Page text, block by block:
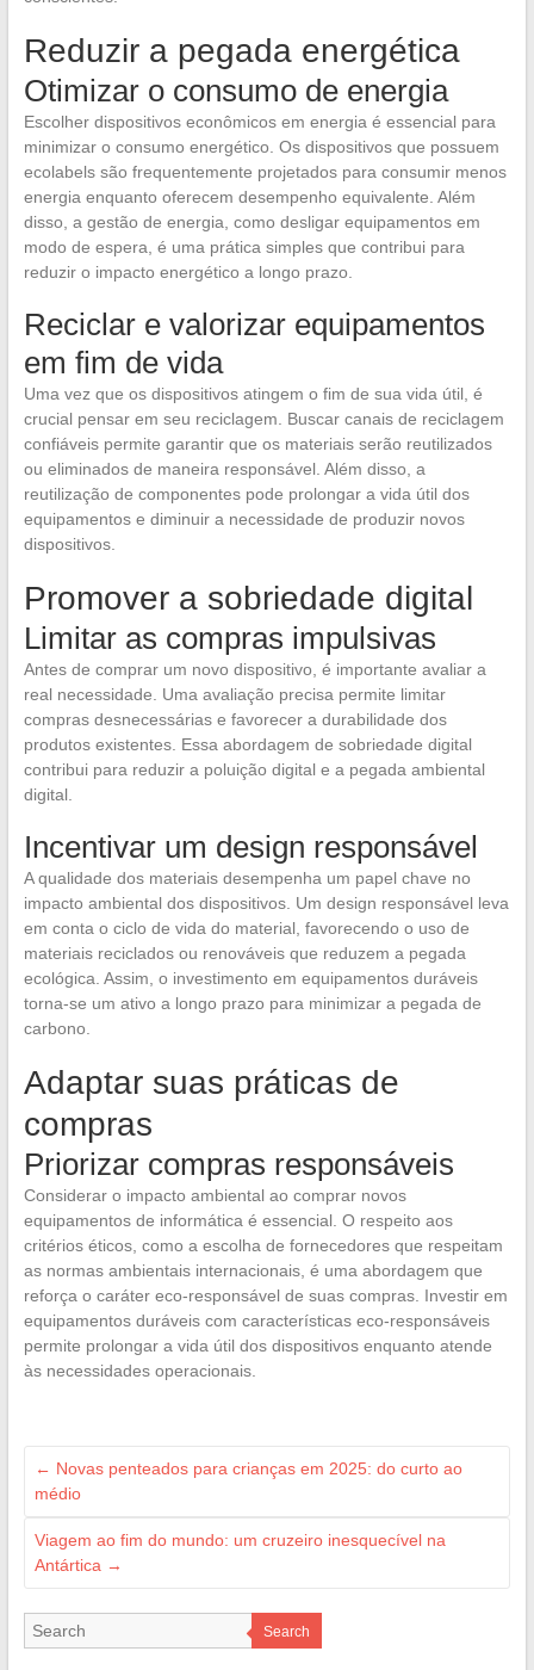
Reduzir a pegada energética
Otimizar o consumo de energia
Escolher dispositivos econômicos em energia é essencial para
minimizar o consumo energético. Os dispositivos que possuem
ecolabels são frequentemente projetados para consumir menos
energia enquanto oferecem desempenho equivalente. Além
disso, a gestão de energia, como desligar equipamentos em
modo de espera, é uma prática simples que contribui para
reduzir o impacto energético a longo prazo.
Reciclar e valorizar equipamentos
em fim de vida
Uma vez que os dispositivos atingem o fim de sua vida útil, é
crucial pensar em seu reciclagem. Buscar canais de reciclagem
confiáveis permite garantir que os materiais serão reutilizados
ou eliminados de maneira responsável. Além disso, a
reutilização de componentes pode prolongar a vida útil dos
equipamentos e diminuir a necessidade de produzir novos
dispositivos.
Promover a sobriedade digital
Limitar as compras impulsivas
Antes de comprar um novo dispositivo, é importante avaliar a
real necessidade. Uma avaliação precisa permite limitar
compras desnecessárias e favorecer a durabilidade dos
produtos existentes. Essa abordagem de sobriedade digital
contribui para reduzir a poluição digital e a pegada ambiental
digital.
Incentivar um design responsável
A qualidade dos materiais desempenha um papel chave no
impacto ambiental dos dispositivos. Um design responsável leva
em conta o ciclo de vida do material, favorecendo o uso de
materiais reciclados ou renováveis que reduzem a pegada
ecológica. Assim, o investimento em equipamentos duráveis
torna-se um ativo a longo prazo para minimizar a pegada de
carbono.
Adaptar suas práticas de
compras
Priorizar compras responsáveis
Considerar o impacto ambiental ao comprar novos
equipamentos de informática é essencial. O respeito aos
critérios éticos, como a escolha de fornecedores que respeitam
as normas ambientais internacionais, é uma abordagem que
reforça o caráter eco-responsável de suas compras. Investir em
equipamentos duráveis com características eco-responsáveis
permite prolongar a vida útil dos dispositivos enquanto atende
às necessidades operacionais.
← Novas penteados para crianças em 2025: do curto ao
médio
Viagem ao fim do mundo: um cruzeiro inesquecível na
Antártica →
Search